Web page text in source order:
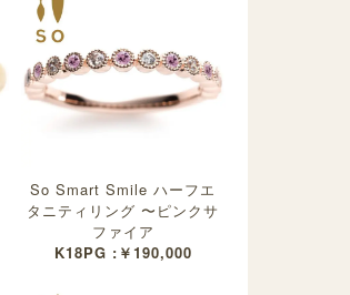
So Smart Smile ハーフエ
タニティリング 〜ピンクサ
ファイア
K18PG :￥190,000